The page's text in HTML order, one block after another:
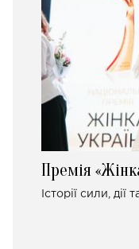
Премія
Історії сили,